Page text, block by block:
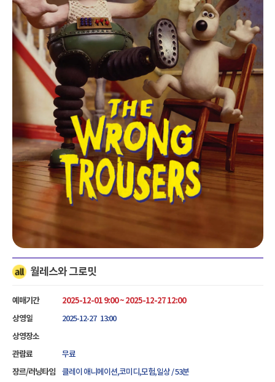
월레스와 그로밋
예매기간
2025-12-01 9:00 ~ 2025-12-27 12:00
상영일
2025-12-27 13:00
상영장소
관람료
무료
장르/러닝타임
클레이 애니메이션,코미디,모험,일상 / 53분